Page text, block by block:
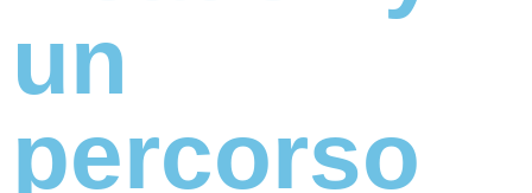
un
percorso